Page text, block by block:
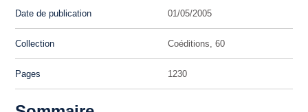
Date de publication 01/05/2005
Collection Coéditions, 60
Pages 1230